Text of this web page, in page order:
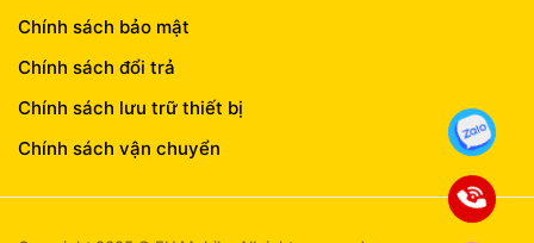
Chính sách bảo mật
Chính sách đổi trả
Chính sách lưu trữ thiết bị
Chính sách vận chuyển